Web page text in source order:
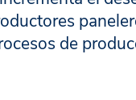
de